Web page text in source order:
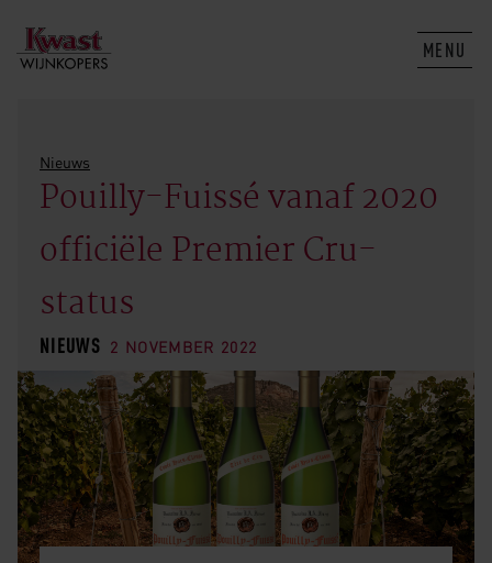
MENU
Nieuws
Pouilly-Fuissé vanaf 2020
officiële Premier Cru-
status
NIEUWS 2 NOVEMBER 2022